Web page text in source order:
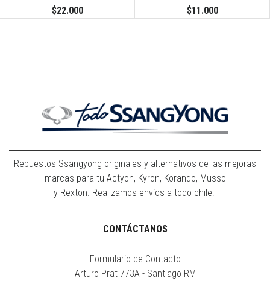
$22.000 $11.000
Repuestos Ssangyong originales y alternativos de las mejoras
marcas para tu Actyon, Kyron, Korando, Musso
y Rexton. Realizamos envíos a todo chile!
CONTÁCTANOS
Formulario de Contacto
Arturo Prat 773A - Santiago RM